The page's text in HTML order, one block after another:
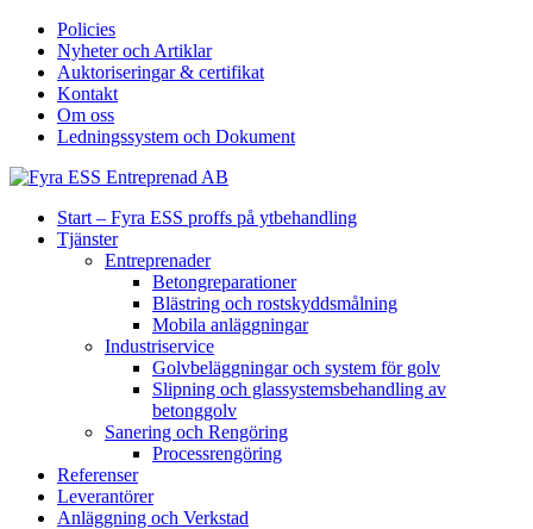
Policies
Nyheter och Artiklar
Auktoriseringar & certifikat
Kontakt
Om oss
Ledningssystem och Dokument
Start – Fyra ESS proffs på ytbehandling
Tjänster
Entreprenader
Betongreparationer
Blästring och rostskyddsmålning
Mobila anläggningar
Industriservice
Golvbeläggningar och system för golv
Slipning och glassystemsbehandling av
betonggolv
Sanering och Rengöring
Processrengöring
Referenser
Leverantörer
Anläggning och Verkstad